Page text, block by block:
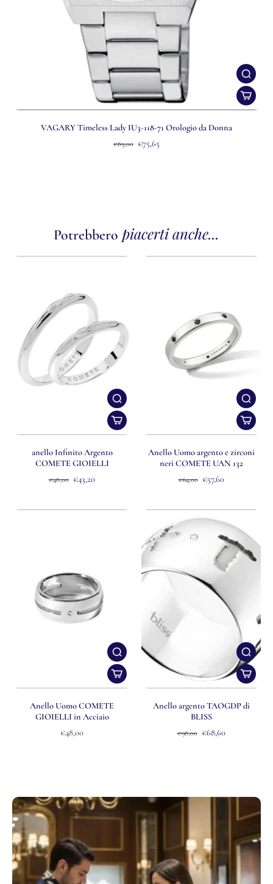
VAGARY Timeless Lady IU3-118-71 Orologio da Donna
€89,00 €75,65
Potrebbero piacerti anche...
anello Infinito Argento
COMETE GIOIELLI
€48,00 €43,20
Anello Uomo argento e zirconi
neri COMETE UAN 132
€64,00 €57,60
Anello Uomo COMETE
GIOIELLI in Acciaio
€48,00
Anello argento TAOGDP di
BLISS
€98,00 €68,60